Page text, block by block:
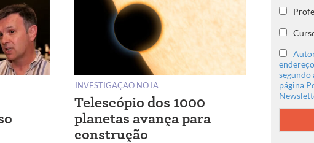
INVESTIGAÇÃO NO IA
Telescópio dos 1000
planetas avança para
construção
segundo
página